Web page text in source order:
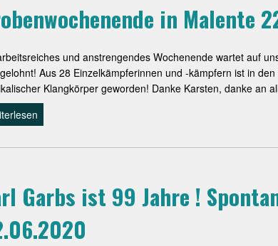
in Malente
und anstrengendes Wochenende wartet
Aus 28 Einzelkämpferinnen und -kämpfern ist in
Klangkörper geworden! Danke Karsten, danke an
Garbs ist 99 Jahre !